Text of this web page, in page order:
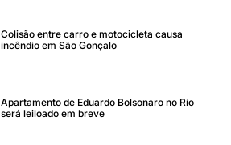
Colisão entre carro e motocicleta causa
incêndio em São Gonçalo
Apartamento de Eduardo Bolsonaro no Rio
será leiloado em breve